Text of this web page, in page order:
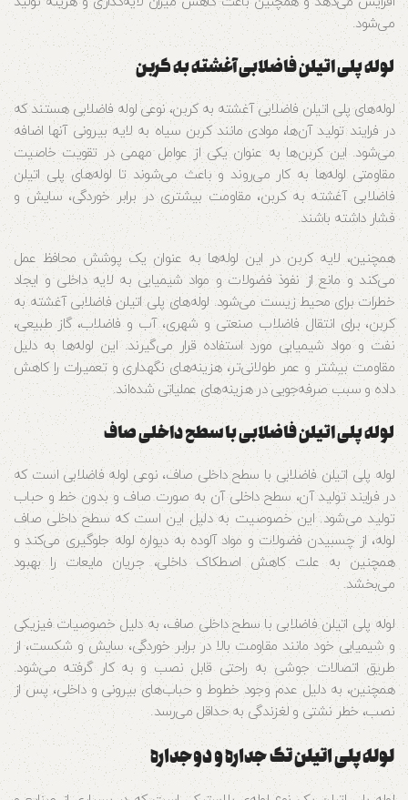
می‌شود.
لوله پلی اتیلن فاضلابی آغشته به کربن
لوله‌های پلی اتیلن فاضلابی آغشته به کربن، نوعی لوله فاضلابی هستند که
در فرایند تولید آن‌ها، موادی مانند کربن سیاه به لایه بیرونی آنها اضافه
می‌شود. این کربن‌ها به عنوان یکی از عوامل مهمی در تقویت خاصیت
مقاومتی لوله‌ها به کار می‌روند و باعث می‌شوند تا لوله‌های پلی اتیلن
فاضلابی آغشته به کربن، مقاومت بیشتری در برابر خوردگی، سایش و
فشار داشته باشند.
همچنین، لایه کربن در این لوله‌ها به عنوان یک پوشش محافظ عمل
می‌کند و مانع از نفوذ فضولات و مواد شیمیایی به لایه داخلی و ایجاد
خطرات برای محیط زیست می‌شود. لوله‌های پلی اتیلن فاضلابی آغشته به
کربن، برای انتقال فاضلاب صنعتی و شهری، آب و فاضلاب، گاز طبیعی،
نفت و مواد شیمیایی مورد استفاده قرار می‌گیرند. این لوله‌ها به دلیل
مقاومت بیشتر و عمر طولانی‌تر، هزینه‌های نگهداری و تعمیرات را کاهش
داده و سبب صرفه‌جویی در هزینه‌های عملیاتی شده‌اند.
لوله پلی اتیلن فاضلابی با سطح داخلی صاف
لوله پلی اتیلن فاضلابی با سطح داخلی صاف، نوعی لوله فاضلابی است که
در فرایند تولید آن، سطح داخلی آن به صورت صاف و بدون خط و حباب
تولید می‌شود. این خصوصیت به دلیل این است که سطح داخلی صاف
لوله، از چسبیدن فضولات و مواد آلوده به دیواره لوله جلوگیری می‌کند و
همچنین به علت کاهش اصطکاک داخلی، جریان مایعات را بهبود
می‌بخشد.
لوله پلی اتیلن فاضلابی با سطح داخلی صاف، به دلیل خصوصیات فیزیکی
و شیمیایی خود مانند مقاومت بالا در برابر خوردگی، سایش و شکست، از
طریق اتصالات جوشی به راحتی قابل نصب و به کار گرفته می‌شود.
همچنین، به دلیل عدم وجود خطوط و حباب‌های بیرونی و داخلی، پس از
نصب، خطر نشتی و لغزندگی به حداقل می‌رسد.
لوله پلی اتیلن تک جداره و دوجداره